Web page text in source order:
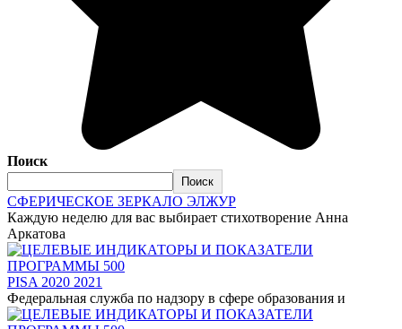
Поиск
Поиск
СФЕРИЧЕСКОЕ ЗЕРКАЛО ЭЛЖУР
Каждую неделю для вас выбирает стихотворение Анна
Аркатова
PISA 2020 2021
Федеральная служба по надзору в сфере образования и